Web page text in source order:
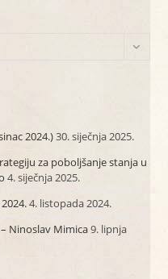
2024.)30. siječnja 2025.
za poboljšanje stanja u
4. siječnja 2025.
4. listopada 2024.
Ninoslav Mimica9. lipnja